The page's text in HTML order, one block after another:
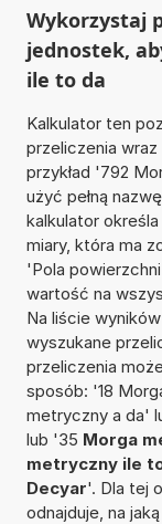
Wykorzystaj
jednostek,
ile to da
Kalkulator ten
przeliczenia wraz
przykład '792
użyć pełną
kalkulator
miary, która ma
'Pola
wartość na
Na liście
wyszukane
przeliczenia
sposób: '18
metryczny a da'
lub '35 Morga
metryczny ile
Decyar'. Dla tej
odnajduje, na